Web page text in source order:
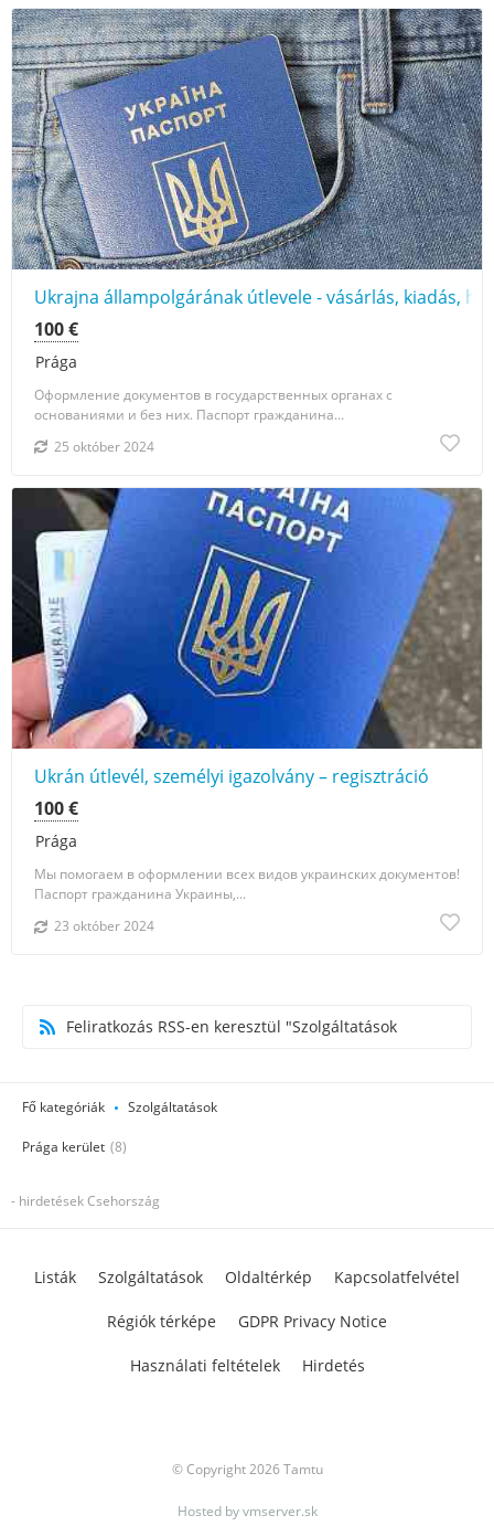
Ukrajna állampolgárának útlevele - vásárlás, kiadás,
Prága
100 €
Оформление документов в государственных органах с
основаниями и без них. Паспорт гражданина...
25 október 2024
Ukrán útlevél, személyi igazolvány – regisztráció
Prága
100 €
Мы помогаем в оформлении всех видов украинских документов!
Паспорт гражданина Украины,...
23 október 2024
Feliratkozás RSS-en keresztül "Szolgáltatások
Fő kategóriák Szolgáltatások
Prága kerület (8)
- hirdetések Csehország
© Copyright 2026 Tamtu
Listák Szolgáltatások Oldaltérkép Kapcsolatfelvétel
Régiók térképe GDPR Privacy Notice
Használati feltételek Hirdetés
Hosted byvmserver.sk